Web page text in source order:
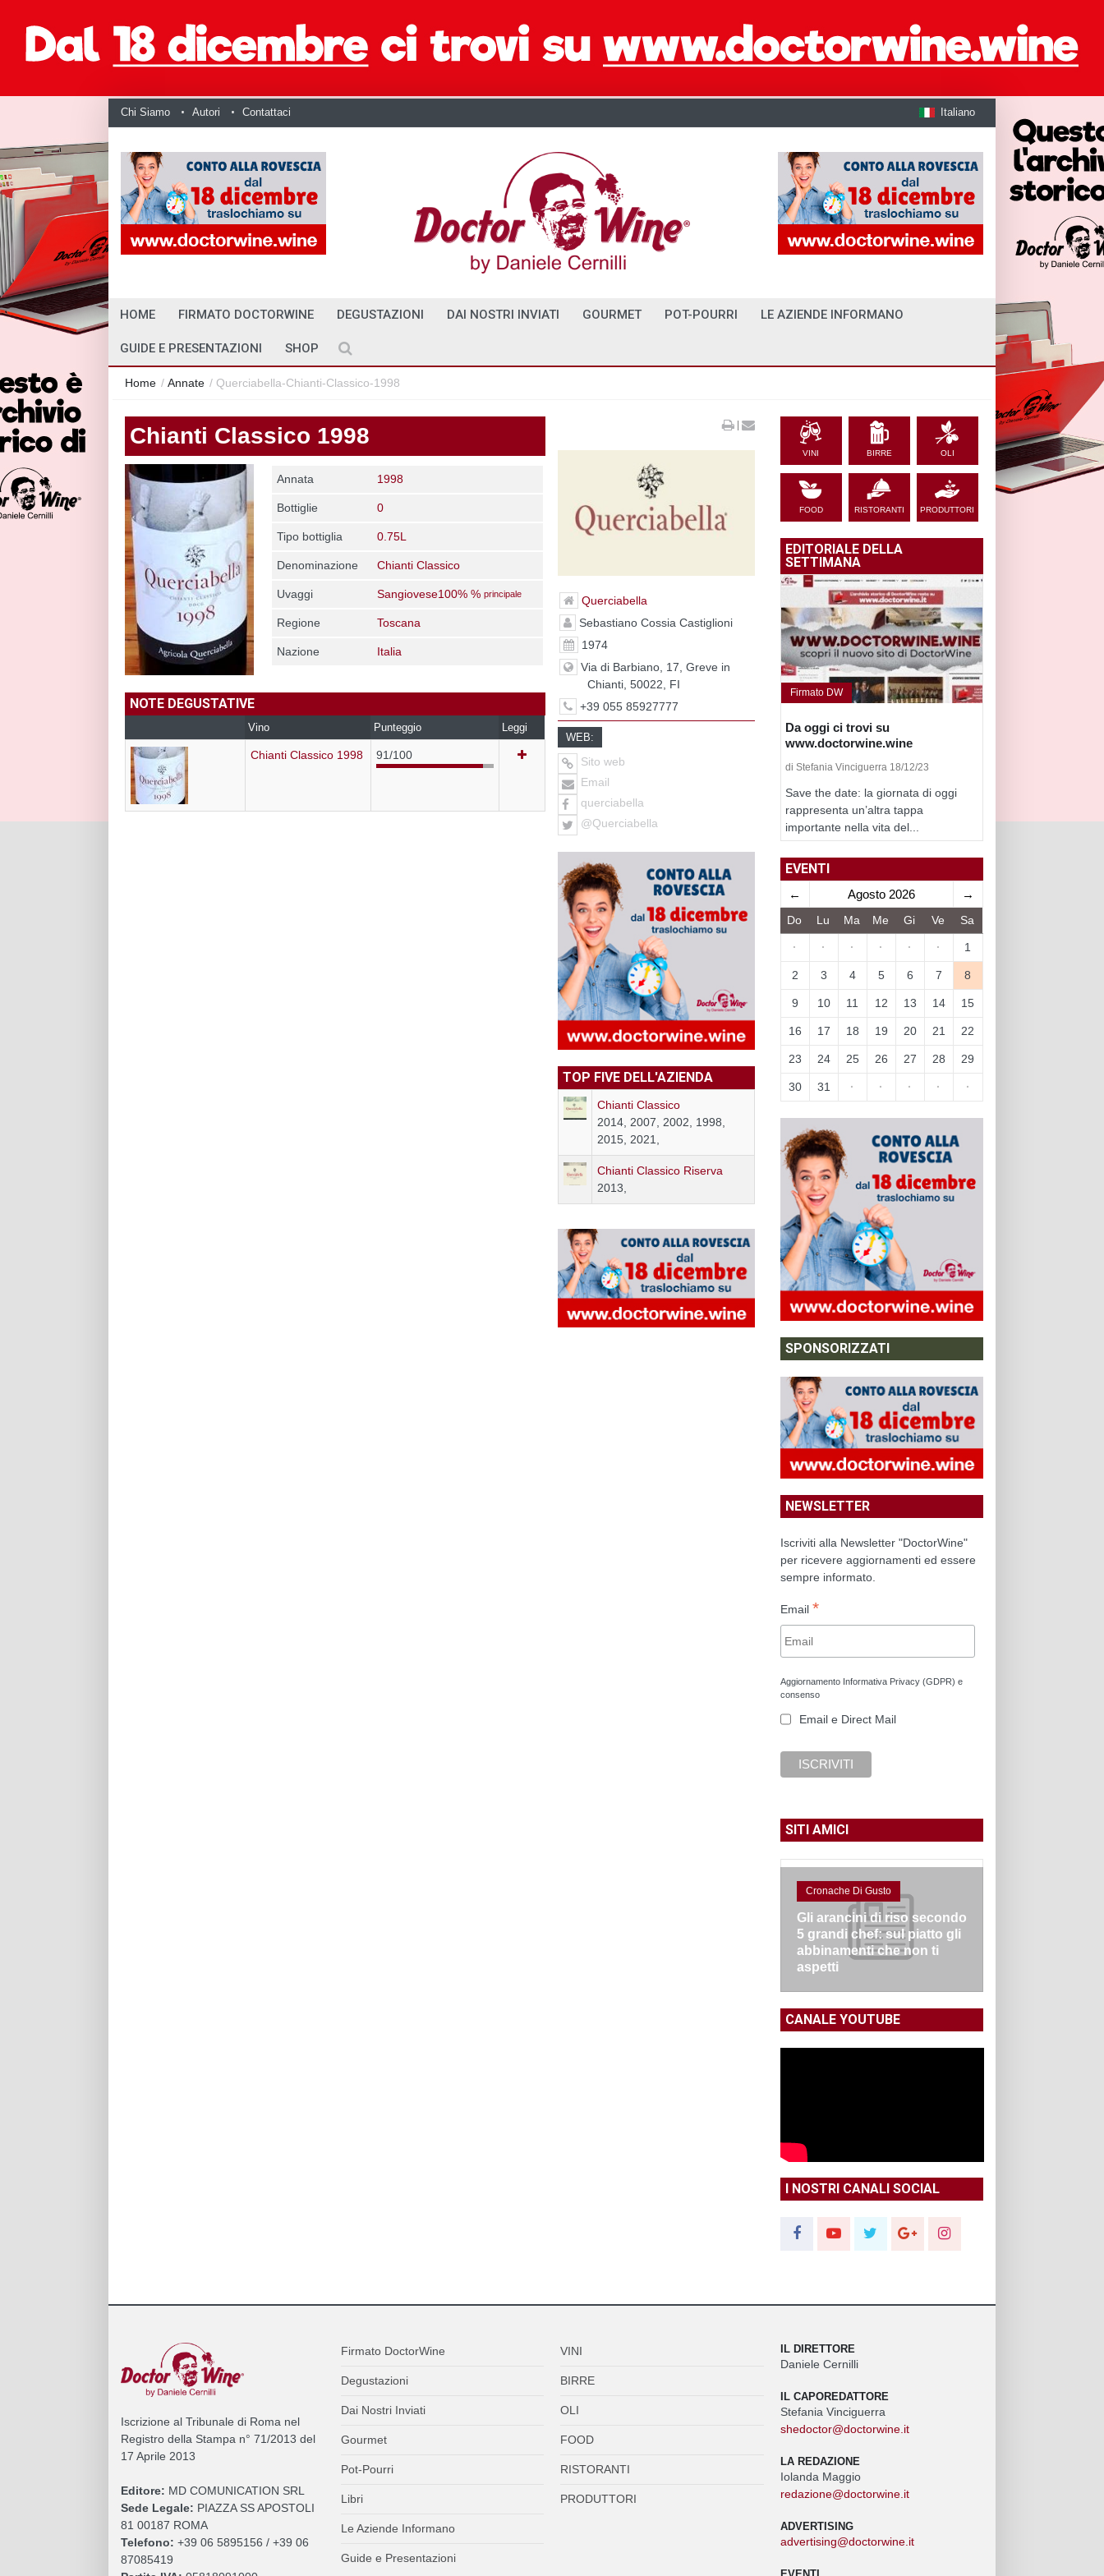
Chi Siamo Autori Contattaci Italiano
HOME FIRMATO DOCTORWINE DEGUSTAZIONI DAI NOSTRI INVIATI GOURMET POT-POURRI LE AZIENDE INFORMANO
GUIDE E PRESENTAZIONI SHOP
Home / Annate / Querciabella-Chianti-Classico-1998
Chianti Classico 1998
Annata 1998
Bottiglie 0
Tipo bottiglia 0.75L
Denominazione Chianti Classico
Uvaggi Sangiovese100% %principale
Regione Toscana
Nazione Italia
NOTE DEGUSTATIVE
Vino Punteggio Leggi
Chianti Classico 1998 91/100
|
Querciabella
Sebastiano Cossia Castiglioni
1974
Via di Barbiano, 17, Greve in
Chianti, 50022, FI
+39 055 85927777
WEB:
Sito web
Email
querciabella
@Querciabella
TOP FIVE DELL'AZIENDA
Chianti Classico
2014, 2007, 2002, 1998,
2015, 2021,
Chianti Classico Riserva
2013,
VINI BIRRE OLI
FOOD RISTORANTI PRODUTTORI
EDITORIALE DELLA
SETTIMANA
Firmato DW
Da oggi ci trovi su
www.doctorwine.wine
di Stefania Vinciguerra 18/12/23
Save the date: la giornata di oggi
rappresenta un’altra tappa
importante nella vita del...
EVENTI
← Agosto 2026 →
Do Lu Ma Me Gi Ve Sa
· · · · · · 1
2 3 4 5 6 7 8
9 10 11 12 13 14 15
16 17 18 19 20 21 22
23 24 25 26 27 28 29
30 31 · · · · ·
SPONSORIZZATI
NEWSLETTER
Iscriviti alla Newsletter "DoctorWine"
per ricevere aggiornamenti ed essere
sempre informato.
Email *
Aggiornamento Informativa Privacy (GDPR) e
consenso
Email e Direct Mail
SITI AMICI
Cronache Di Gusto
Gli arancini di riso secondo
5 grandi chef: sul piatto gli
abbinamenti che non ti
aspetti
CANALE YOUTUBE
I NOSTRI CANALI SOCIAL
Iscrizione al Tribunale di Roma nel
Registro della Stampa n° 71/2013 del
17 Aprile 2013
Editore: MD COMUNICATION SRL
Sede Legale: PIAZZA SS APOSTOLI
81 00187 ROMA
Telefono: +39 06 5895156 / +39 06
87085419
Firmato DoctorWine
Degustazioni
Dai Nostri Inviati
Gourmet
Pot-Pourri
Libri
Le Aziende Informano
Guide e Presentazioni
VINI
BIRRE
OLI
FOOD
RISTORANTI
PRODUTTORI
IL DIRETTORE
Daniele Cernilli
IL CAPOREDATTORE
Stefania Vinciguerra
shedoctor@doctorwine.it
LA REDAZIONE
Iolanda Maggio
redazione@doctorwine.it
ADVERTISING
advertising@doctorwine.it